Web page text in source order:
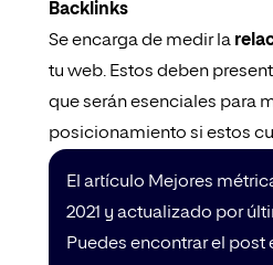
Backlinks
Se encarga de medir la
tu web. Estos deben
que serán esenciales para
posicionamiento si estos
El artículo Mejores
2021 y actualizado por
Puedes encontrar el post